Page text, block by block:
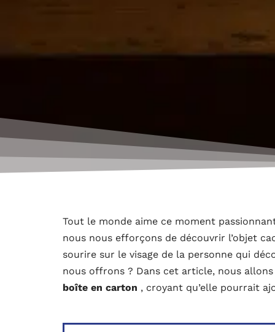
Tout le monde aime ce moment
nous nous efforçons de découvrir l’objet
sourire sur le visage de la personne qui
nous offrons ? Dans cet article, nous
boîte en carton , croyant qu’elle pourrait